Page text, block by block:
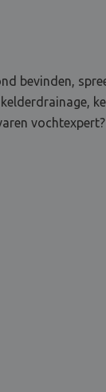
bevinden,